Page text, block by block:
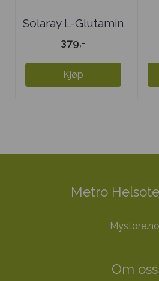
Solaray L-Glutamin
pulver
379,-
Kjøp
Metro
Mystore.no
Om oss